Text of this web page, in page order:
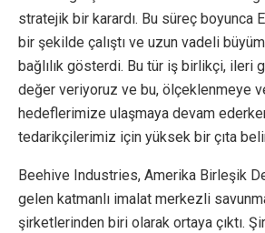
stratejik bir karardı. Bu süreç boyunca
bir şekilde çalıştı ve uzun vadeli
bağlılık gösterdi. Bu tür iş birlikçi, ileri
değer veriyoruz ve bu, ölçeklenmeye
hedeflerimize ulaşmaya devam
tedarikçilerimiz için yüksek bir çıta
Beehive Industries, Amerika Birleşik
gelen katmanlı imalat merkezli
şirketlerinden biri olarak ortaya çıktı.